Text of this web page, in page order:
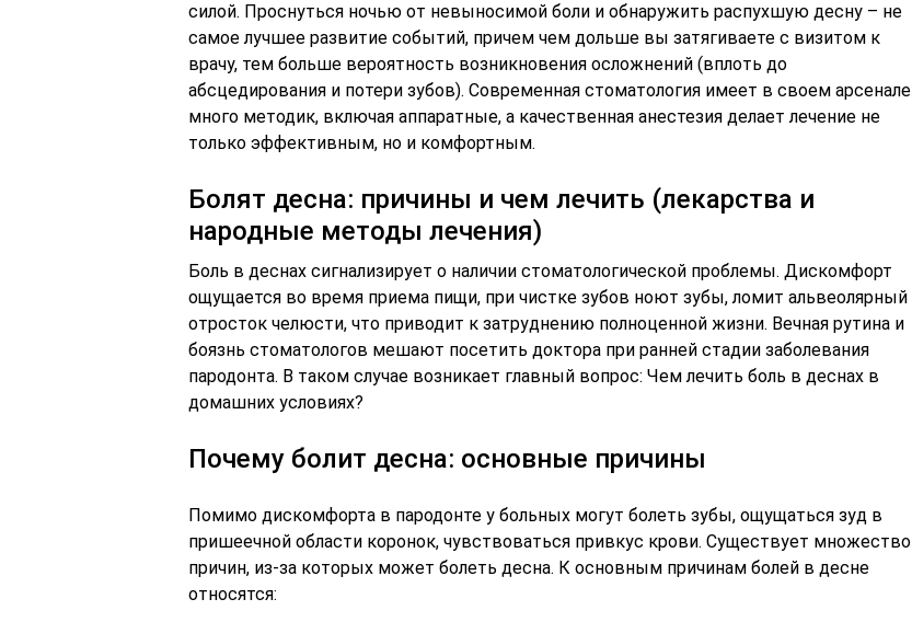
силой. Проснуться ночью от невыносимой боли и обнаружить распухшую десну – не
самое лучшее развитие событий, причем чем дольше вы затягиваете с визитом к
врачу, тем больше вероятность возникновения осложнений (вплоть до
абсцедирования и потери зубов). Современная стоматология имеет в своем арсенале
много методик, включая аппаратные, а качественная анестезия делает лечение не
только эффективным, но и комфортным.
Болят десна: причины и чем лечить (лекарства и
народные методы лечения)
Боль в деснах сигнализирует о наличии стоматологической проблемы. Дискомфорт
ощущается во время приема пищи, при чистке зубов ноют зубы, ломит альвеолярный
отросток челюсти, что приводит к затруднению полноценной жизни. Вечная рутина и
боязнь стоматологов мешают посетить доктора при ранней стадии заболевания
пародонта. В таком случае возникает главный вопрос: Чем лечить боль в деснах в
домашних условиях?
Почему болит десна: основные причины
Помимо дискомфорта в пародонте у больных могут болеть зубы, ощущаться зуд в
пришеечной области коронок, чувствоваться привкус крови. Существует множество
причин, из-за которых может болеть десна. К основным причинам болей в десне
относятся: